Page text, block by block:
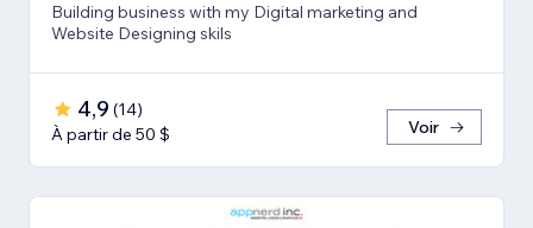
Building business with my Digital marketing and
Website Designing skils
4,9 (14)
À partir de 50 $
Voir